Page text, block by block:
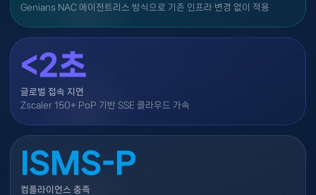
Genians NAC 에이전트리스 방식으로 기존 인프라 변경 없이 적용
<2초
글로벌 접속 지연
Zscaler 150+ PoP 기반 SSE 클라우드 가속
ISMS-P
컴플라이언스 충족